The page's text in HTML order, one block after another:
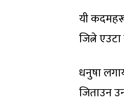
यी
जित्ने
धनुषा
जिताउन